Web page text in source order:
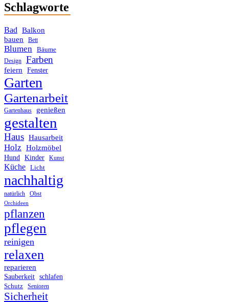
Schlagworte
Bad
Balkon
bauen
Bett
Blumen Bäume
Design Farben
feiern Fenster
Garten
Gartenarbeit
Gartenhaus genießen
gestalten
Haus Hausarbeit
Holz Holzmöbel
Hund Kinder Kunst
Küche Licht
nachhaltig
natürlich Obst
Orchideen
pflanzen
pflegen
reinigen
relaxen
reparieren
Sauberkeit schlafen
Schutz Senioren
Sicherheit